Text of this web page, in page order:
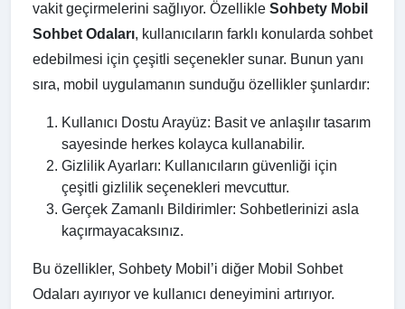
vakit geçirmelerini sağlıyor. Özellikle Sohbety Mobil
Sohbet Odaları, kullanıcıların farklı konularda sohbet
edebilmesi için çeşitli seçenekler sunar. Bunun yanı
sıra, mobil uygulamanın sunduğu özellikler şunlardır:
Kullanıcı Dostu Arayüz: Basit ve anlaşılır tasarım
sayesinde herkes kolayca kullanabilir.
Gizlilik Ayarları: Kullanıcıların güvenliği için
çeşitli gizlilik seçenekleri mevcuttur.
Gerçek Zamanlı Bildirimler: Sohbetlerinizi asla
kaçırmayacaksınız.
Bu özellikler, Sohbety Mobil’i diğer Mobil Sohbet
Odaları ayırıyor ve kullanıcı deneyimini artırıyor.